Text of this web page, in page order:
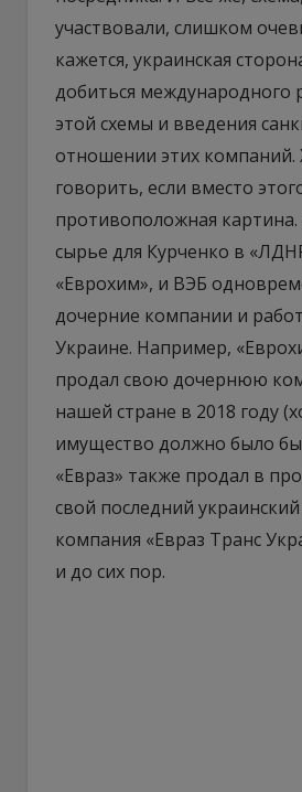
участвовали, слишком
кажется, украинская
добиться международного
этой схемы и введения
отношении этих компаний.
говорить, если вместо
противоположная картина.
сырье для Курченко в
«Еврохим», и ВЭБ
дочерние компании и
Украине. Например,
продал свою дочернюю
нашей стране в 2018 году
имущество должно было
«Евраз» также продал в
свой последний
компания «Евраз Транс
и до сих пор.